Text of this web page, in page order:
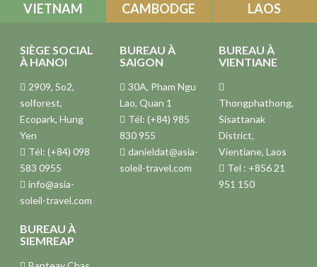
VIETNAM CAMBODGE LAOS
SIÈGE SOCIAL
À HANOI
2909, So2,
solforest,
Ecopark, Hung
Yen
Tél: (+84) 098
583 0955
info@asia-
soleil-travel.com
BUREAU À
SAIGON
30A, Pham Ngu
Lao, Quan 1
Tél: (+84) 985
830 955
danieldat@asia-
soleil-travel.com
BUREAU À
VIENTIANE
Thongphathong,
Sisattanak
District,
Vientiane, Laos
Tel : +856 21
951 150
BUREAU À
SIEMREAP